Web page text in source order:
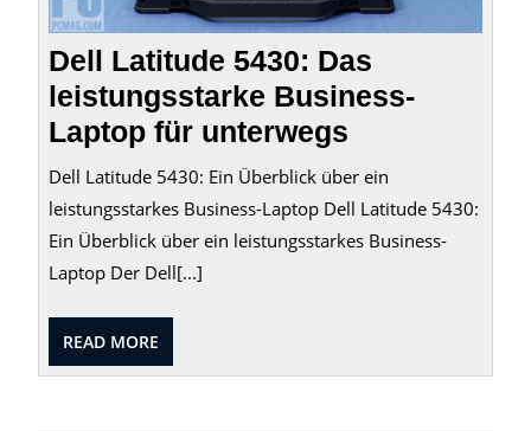
Dell Latitude 5430: Das
leistungsstarke Business-
Laptop für unterwegs
Dell Latitude 5430: Ein Überblick über ein
leistungsstarkes Business-Laptop Dell Latitude 5430:
Ein Überblick über ein leistungsstarkes Business-
Laptop Der Dell[...]
READ MORE
MORE